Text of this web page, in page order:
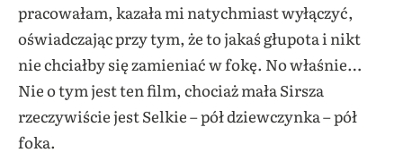
pracowałam, kazała mi natychmiast wyłączyć,
oświadczając przy tym, że to jakaś głupota i nikt
nie chciałby się zamieniać w fokę. No właśnie…
Nie o tym jest ten film, chociaż mała Sirsza
rzeczywiście jest Selkie – pół dziewczynka – pół
foka.